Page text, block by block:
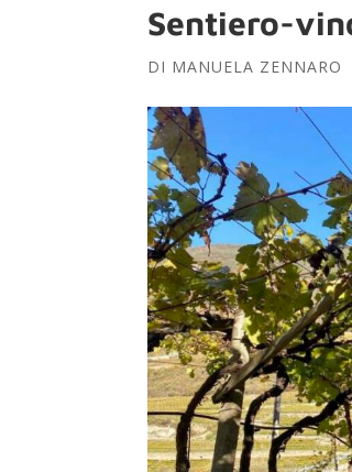
Sentiero-
DI MANUELA ZENNARO